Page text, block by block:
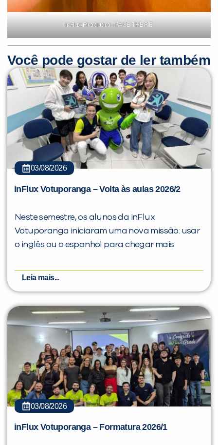
inFlux Piraquara - FACE THE PIE
Você pode gostar de ler também
03/08/2026
inFlux Votuporanga – Volta às aulas 2026/2
Neste semestre, os alunos da inFlux
Votuporanga iniciaram uma nova missão: usar
o inglês ou o espanhol para chegar mais
Leia mais...
03/08/2026
inFlux Votuporanga – Formatura 2026/1